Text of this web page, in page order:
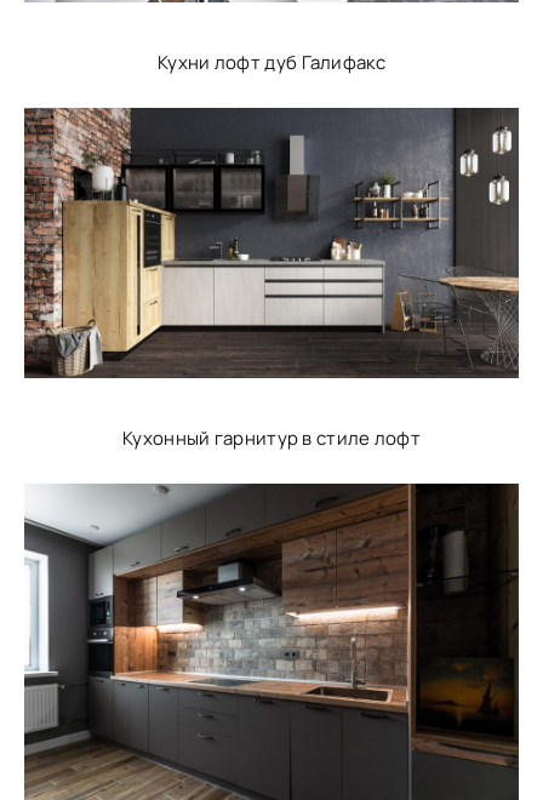
Кухни лофт дуб Галифакс
Кухонный гарнитур в стиле лофт